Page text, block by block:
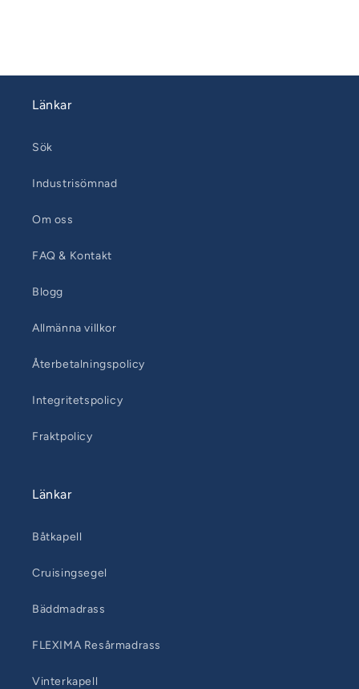
Länkar
Sök
Industrisömnad
Om oss
FAQ & Kontakt
Blogg
Allmänna villkor
Återbetalningspolicy
Integritetspolicy
Fraktpolicy
Länkar
Båtkapell
Cruisingsegel
Bäddmadrass
FLEXIMA Resårmadrass
Vinterkapell